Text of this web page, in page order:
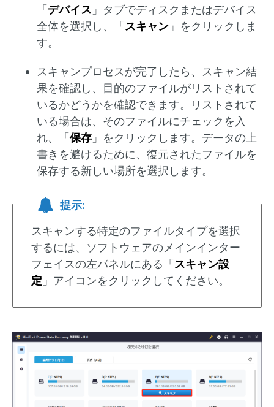
「 デバイス 」タブでディスクまたはデバイス
全体を選択し、「 スキャン 」をクリックしま
す。
スキャンプロセスが完了したら、スキャン結
果を確認し、目的のファイルがリストされて
いるかどうかを確認できます。リストされて
いる場合は、そのファイルにチェックを入
れ、「 保存 」をクリックします。データの上
書きを避けるために、復元されたファイルを
保存する新しい場所を選択します。
提示:
スキャンする特定のファイルタイプを選択
するには、ソフトウェアのメインインター
フェイスの左パネルにある「 スキャン設
定 」アイコンをクリックしてください。